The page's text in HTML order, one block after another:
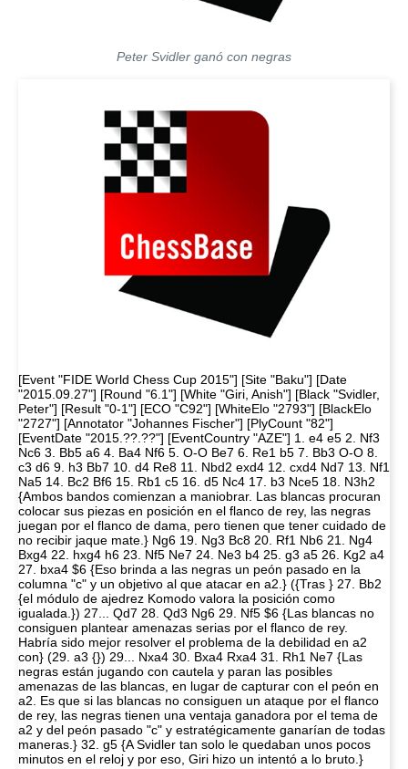
Peter Svidler ganó con negras
[Event "FIDE World Chess Cup 2015"] [Site "Baku"] [Date
"2015.09.27"] [Round "6.1"] [White "Giri, Anish"] [Black "Svidler,
Peter"] [Result "0-1"] [ECO "C92"] [WhiteElo "2793"] [BlackElo
"2727"] [Annotator "Johannes Fischer"] [PlyCount "82"]
[EventDate "2015.??.??"] [EventCountry "AZE"] 1. e4 e5 2. Nf3
Nc6 3. Bb5 a6 4. Ba4 Nf6 5. O-O Be7 6. Re1 b5 7. Bb3 O-O 8.
c3 d6 9. h3 Bb7 10. d4 Re8 11. Nbd2 exd4 12. cxd4 Nd7 13. Nf1
Na5 14. Bc2 Bf6 15. Rb1 c5 16. d5 Nc4 17. b3 Nce5 18. N3h2
{Ambos bandos comienzan a maniobrar. Las blancas procuran
colocar sus piezas en posición en el flanco de rey, las negras
juegan por el flanco de dama, pero tienen que tener cuidado de
no recibir jaque mate.} Ng6 19. Ng3 Bc8 20. Rf1 Nb6 21. Ng4
Bxg4 22. hxg4 h6 23. Nf5 Ne7 24. Ne3 b4 25. g3 a5 26. Kg2 a4
27. bxa4 $6 {Eso brinda a las negras un peón pasado en la
columna "c" y un objetivo al que atacar en a2.} ({Tras } 27. Bb2
{el módulo de ajedrez Komodo valora la posición como
igualada.}) 27... Qd7 28. Qd3 Ng6 29. Nf5 $6 {Las blancas no
consiguen plantear amenazas serias por el flanco de rey.
Habría sido mejor resolver el problema de la debilidad en a2
con} (29. a3 {}) 29... Nxa4 30. Bxa4 Rxa4 31. Rh1 Ne7 {Las
negras están jugando con cautela y paran las posibles
amenazas de las blancas, en lugar de capturar con el peón en
a2. Es que si las blancas no consiguen un ataque por el flanco
de rey, las negras tienen una ventaja ganadora por el tema de
a2 y del peón pasado "c" y estratégicamente ganarían de todas
maneras.} 32. g5 {A Svidler tan solo le quedaban unos pocos
minutos en el reloj y por eso, Giri hizo un intentó a lo bruto.}